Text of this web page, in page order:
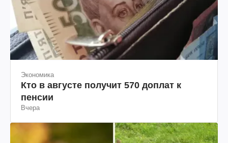
Экономика
Кто в августе получит 570 доплат к
пенсии
Вчера